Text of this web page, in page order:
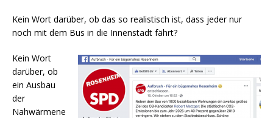
Kein Wort darüber, ob das so realistisch ist, dass jeder nur
noch mit dem Bus in die Innenstadt fährt?
Kein Wort
darüber, ob
ein Ausbau
der
Nahwärmene